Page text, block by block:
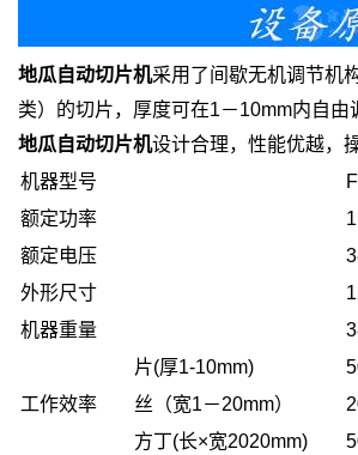
地瓜自动切片机采用了间歇无机调节机
类）的切片，厚度可在1－10mm内自由
地瓜自动切片机设计合理，性能优越，
机器型号
额定功率
额定电压
外形尺寸
机器重量
工作效率
片(厚1-10mm)
丝（宽1－20mm）
方丁(长×宽2020mm)